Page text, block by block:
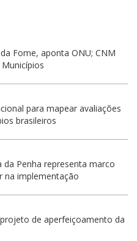
Fome, aponta ONU; CNM
para mapear avaliações
brasileiros
Penha representa marco
na implementação
de aperfeiçoamento da